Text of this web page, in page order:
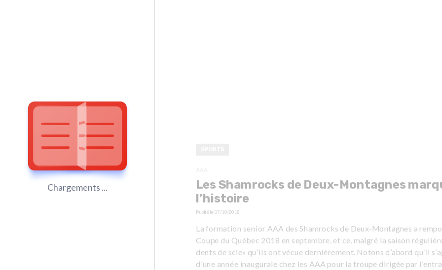
Chargements ...
Les Shamrocks de Deux-Montagnes
l’histoire
Publié le 07/10/2018
La formation senior AAA des Shamrocks de Deux-Montagnes a
Coupe du Québec 2018 en septembre, et ce, malgré la saison
dents de scie» qu’ils ont vécue dernièrement. Notons d’abord qu’il
d’une année inaugurale chez les AAA pour la troupe dirigée par